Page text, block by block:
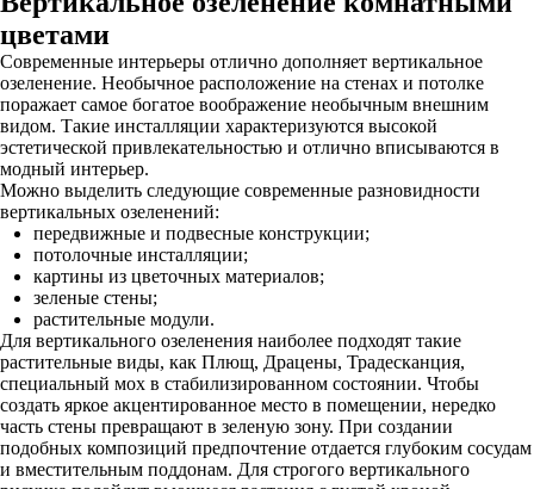
цветами
Современные интерьеры отлично дополняет вертикальное
озеленение. Необычное расположение на стенах и потолке
поражает самое богатое воображение необычным внешним
видом. Такие инсталляции характеризуются высокой
эстетической привлекательностью и отлично вписываются в
модный интерьер.
Можно выделить следующие современные разновидности
вертикальных озеленений:
передвижные и подвесные конструкции;
потолочные инсталляции;
картины из цветочных материалов;
зеленые стены;
растительные модули.
Для вертикального озеленения наиболее подходят такие
растительные виды, как Плющ, Драцены, Традесканция,
специальный мох в стабилизированном состоянии. Чтобы
создать яркое акцентированное место в помещении, нередко
часть стены превращают в зеленую зону. При создании
подобных композиций предпочтение отдается глубоким сосудам
и вместительным поддонам. Для строгого вертикального